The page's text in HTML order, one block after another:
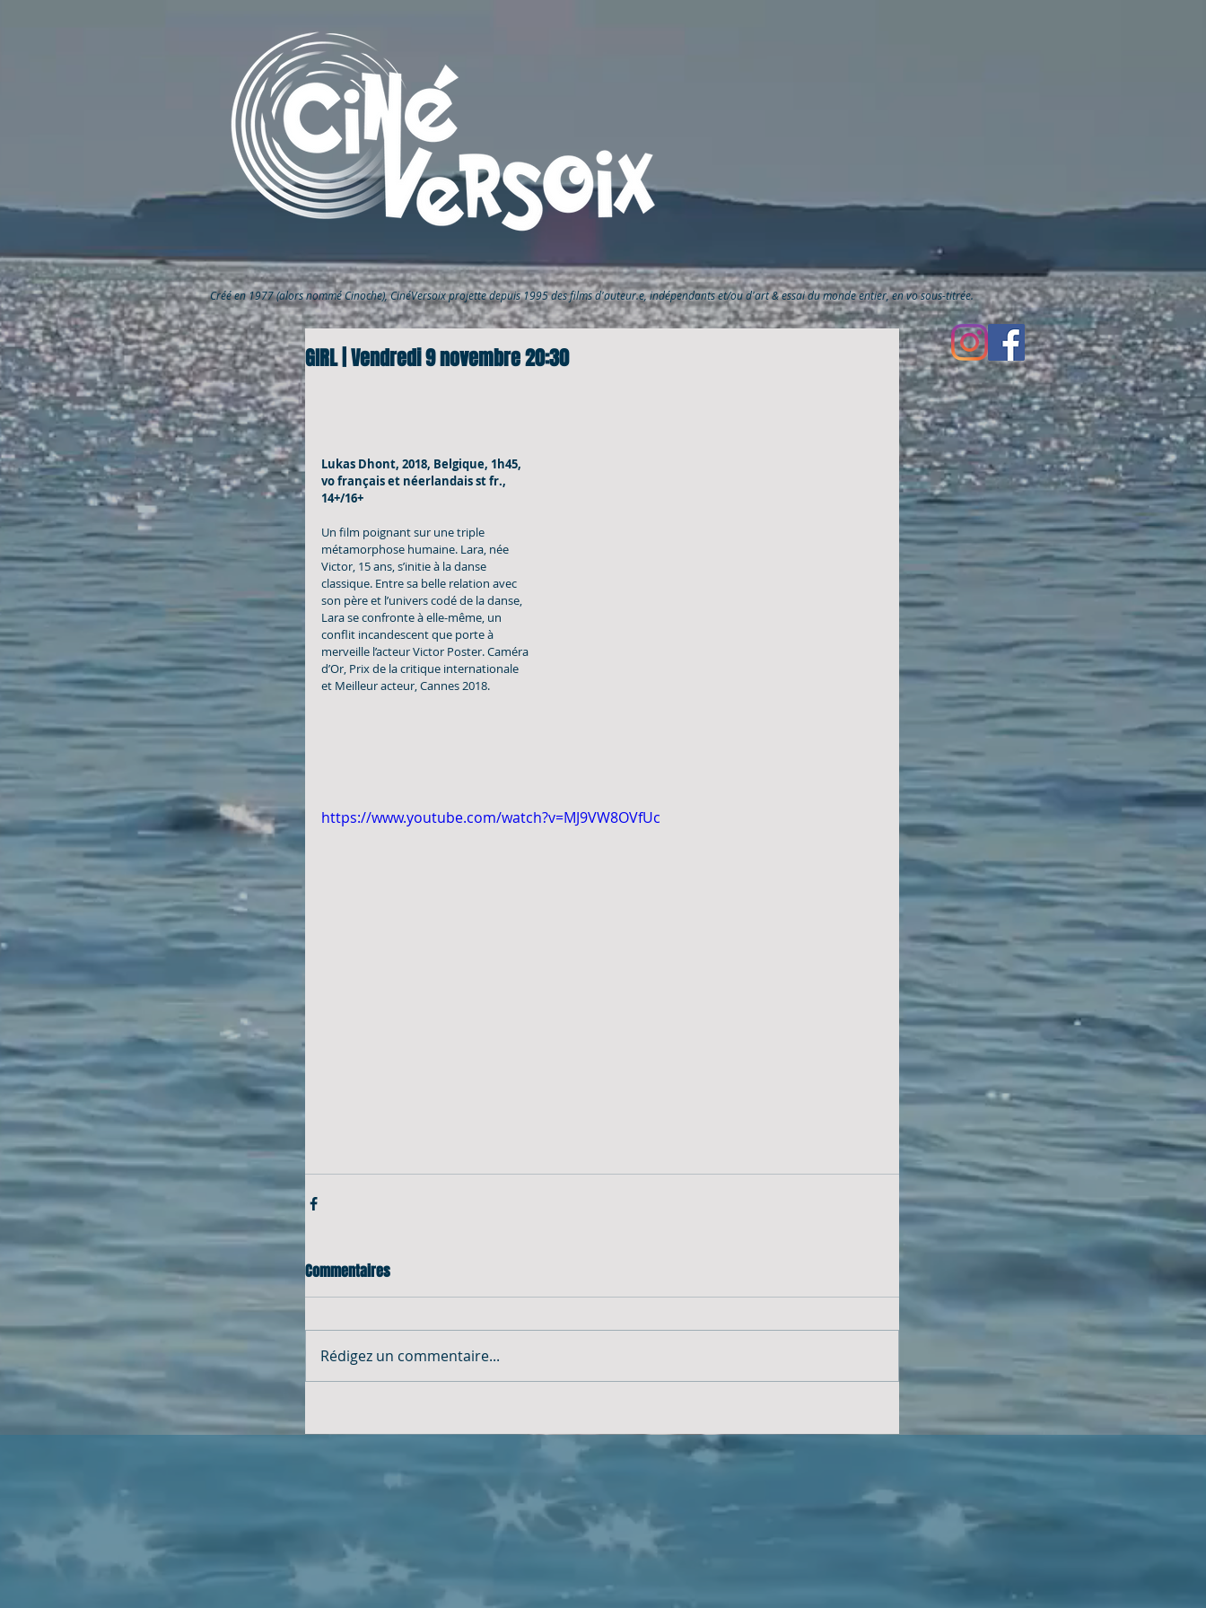
GIRL | Vendredi 9 novembre 20:30
Lukas Dhont, 2018, Belgique, 1h45,
vo français et néerlandais st fr.,
14+/16+
Un film poignant sur une triple
métamorphose humaine. Lara, née
Victor, 15 ans, s’initie à la danse
classique. Entre sa belle relation avec
son père et l’univers codé de la danse,
Lara se confronte à elle-même, un
conflit incandescent que porte à
merveille l’acteur Victor Poster. Caméra
d’Or, Prix de la critique internationale
et Meilleur acteur, Cannes 2018.
https://www.youtube.com/watch?v=MJ9VW8OVfUc
Commentaires
Rédigez un commentaire...
Créé en 1977 (alors nommé Cinoche), CinéVersoixprojette depuis 1995 des films d'auteur.e, indépendants et/ou d'art & essai du monde entier, en vo sous-titrée.